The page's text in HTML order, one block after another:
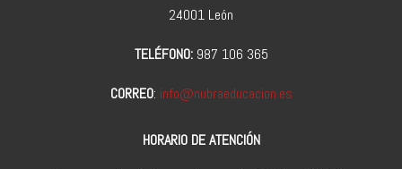
24001 León
TELÉFONO:987 106 365
CORREO: info@nubraeducacion.es
HORARIO DE ATENCIÓN